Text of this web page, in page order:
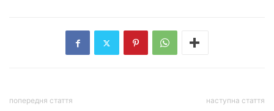
попередня стаття наступна стаття